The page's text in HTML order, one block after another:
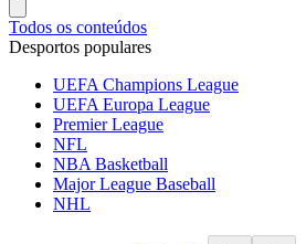
Todos os conteúdos
Desportos populares
UEFA Champions League
UEFA Europa League
Premier League
NFL
NBA Basketball
Major League Baseball
NHL